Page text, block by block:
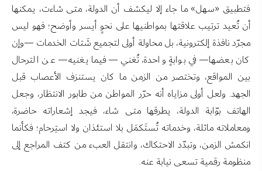
فتطبيق «سهل» ما جاء إلا ليكشف أن الدولة، متى شاءت، يمكنها
أن تُعيد ترتيب علاقتها بمواطنيها على نحوٍ أيسر وأوضح؛ فهو ليس
مجرّد نافذة إلكترونية، بل محاولة أولى لتجميع شَتات الخدمات —وإن
كان بعضها— في بوابةٍ واحدة، تُغني —فيما يغنيه— عن الترحال
بين المواقع، وتختصر من الزمن ما كان يستنزف الأعصاب قبل
الجهد. ولعل أولى مزاياه أنه حرّر المواطن من طابور الانتظار، وجعل
الهاتف بوّابة الدولة، يطرقها متى شاء، فيجد إشعاراته حاضرة،
ومعاملاته ماثلة، وخدماته تُستَكمَل بلا استئذان ولا استِرحام؛ فكأنما
انكمش الزمن، وتبدّد الاحتكاك، وانتقل العبء من كتف المراجع إلى
منظومة رقمية تسعى نيابة عنه.